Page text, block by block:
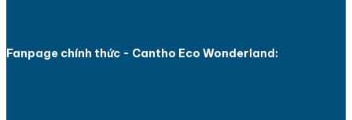
Fanpage chính thức - Cantho Eco Wonderland: